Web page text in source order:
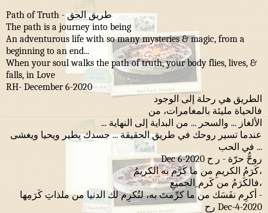
Path of Truth -طريق الحق
The path is a journey into being
An adventurous life with so many mysteries & magic, from a
beginning to an end...
When your soul walks the path of truth, your body flies, lives, &
falls, in Love
RH- December 6-2020
الطريق هي رحلة إلى الوجود
فالحياة مليئة بالمغامرات، من
الألغاز ... والسحر ... من البداية إلى النهاية ...
عندما تسير روحك في طريق الحقيقة ... جسدك يطير ويحيا ويغشى
... في الحب
روحٌّ حرّة - ر ح Dec 6-2020
كَرَمُ الكريمِ من ما كَرَّم به الكريمُ،
فالكَرَمُ من كَرم ِالجميعِ،
أكرِم نفَسَك من ما كرِّمتَ به، لتُكرِم لك الدنيا من ملذاتِ كَرَمِها -
رح Dec-4-2020